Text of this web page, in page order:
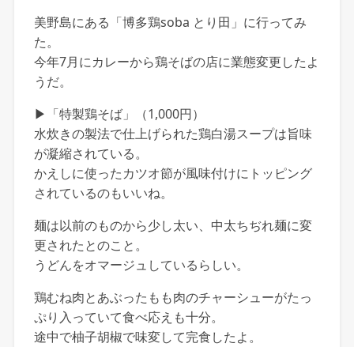
美野島にある「博多鶏soba とり田」に行ってみ
た。
今年7月にカレーから鶏そばの店に業態変更したよ
うだ。
▶「特製鶏そば」（1,000円）
水炊きの製法で仕上げられた鶏白湯スープは旨味
が凝縮されている。
かえしに使ったカツオ節が風味付けにトッピング
されているのもいいね。
麺は以前のものから少し太い、中太ちぢれ麺に変
更されたとのこと。
うどんをオマージュしているらしい。
鶏むね肉とあぶったもも肉のチャーシューがたっ
ぷり入っていて食べ応えも十分。
途中で柚子胡椒で味変して完食したよ。